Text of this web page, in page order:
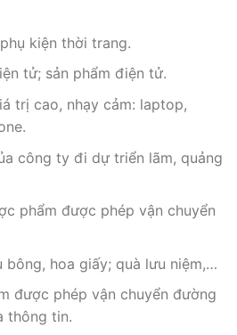
kiện thời trang.
tử; sản phẩm điện tử.
trị cao, nhạy cảm: laptop,
công ty đi dự triển lãm, quảng
phẩm được phép vận chuyển
bông, hoa giấy; quà lưu niệm,…
được phép vận chuyển đường
thông tin.